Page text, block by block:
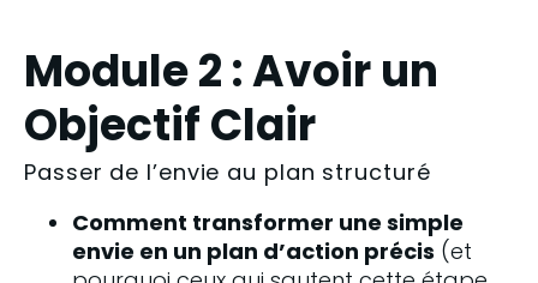
Module 2 : Avoir un
Objectif Clair
Passer de l’envie au plan structuré
Comment transformer une simple
envie en un plan d’action précis (et